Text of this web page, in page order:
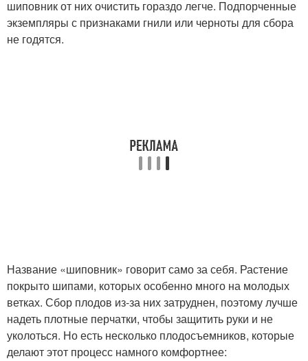
шиповник от них очистить гораздо легче. Подпорченные
экземпляры с признаками гнили или черноты для сбора
не годятся.
Название «шиповник» говорит само за себя. Растение
покрыто шипами, которых особенно много на молодых
ветках. Сбор плодов из-за них затруднен, поэтому лучше
надеть плотные перчатки, чтобы защитить руки и не
уколоться. Но есть несколько плодосъемников, которые
делают этот процесс намного комфортнее: